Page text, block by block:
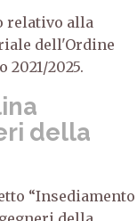
relativo alla
dell'Ordine
2025.
della
“Insediamento